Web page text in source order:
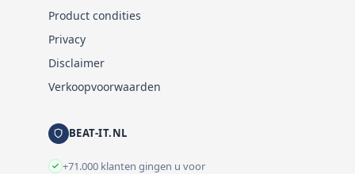
Product condities
Privacy
Disclaimer
Verkoopvoorwaarden
BEAT-IT.NL
+71.000 klanten gingen u voor